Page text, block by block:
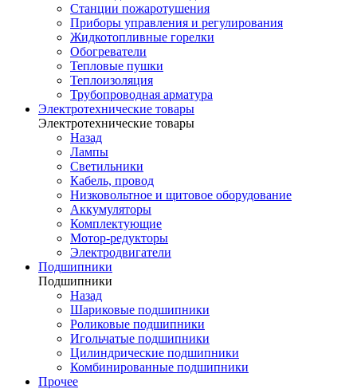
Станции пожаротушения
Приборы управления и регулирования
Жидкотопливные горелки
Обогреватели
Тепловые пушки
Теплоизоляция
Трубопроводная арматура
Электротехнические товары
Электротехнические товары
Назад
Лампы
Светильники
Кабель, провод
Низковольтное и щитовое оборудование
Аккумуляторы
Комплектующие
Мотор-редукторы
Электродвигатели
Подшипники
Подшипники
Назад
Шариковые подшипники
Роликовые подшипники
Игольчатые подшипники
Цилиндрические подшипники
Комбинированные подшипники
Прочее